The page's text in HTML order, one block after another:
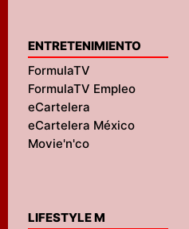
ENTRETENIMIENTO
FormulaTV
FormulaTV Empleo
eCartelera
eCartelera México
Movie'n'co
LIFESTYLE M